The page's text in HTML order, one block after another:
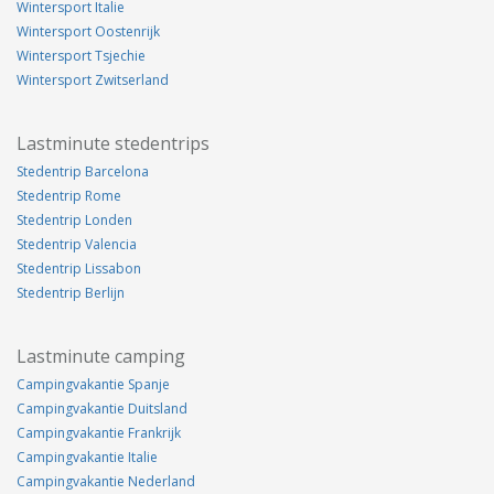
Wintersport Italie
Wintersport Oostenrijk
Wintersport Tsjechie
Wintersport Zwitserland
Lastminute stedentrips
Stedentrip Barcelona
Stedentrip Rome
Stedentrip Londen
Stedentrip Valencia
Stedentrip Lissabon
Stedentrip Berlijn
Lastminute camping
Campingvakantie Spanje
Campingvakantie Duitsland
Campingvakantie Frankrijk
Campingvakantie Italie
Campingvakantie Nederland